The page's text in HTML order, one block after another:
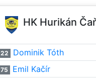
HK Hurikán
22 Dominik Tóth
75 Emil Kačír